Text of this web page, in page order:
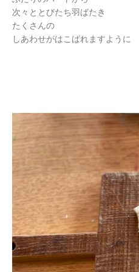
次々ととびたち羽ばたき
たくさんの
しあわせがはこばれますように